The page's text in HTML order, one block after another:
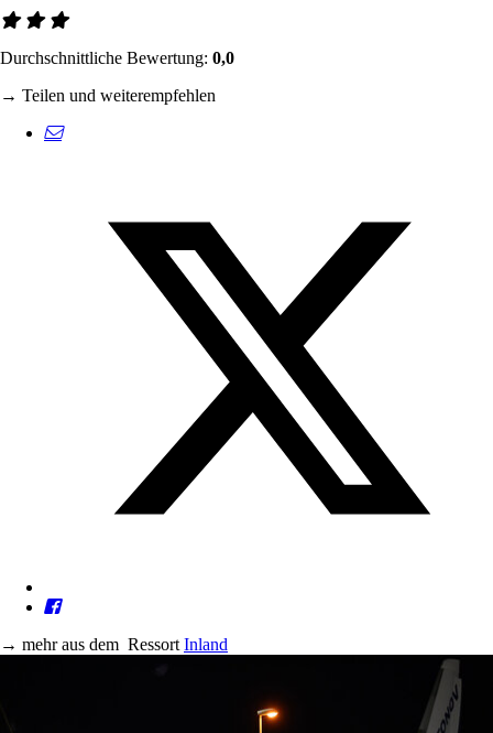
Durchschnittliche Bewertung: 0,0
→ Teilen und weiterempfehlen
→ mehr aus dem Ressort Inland